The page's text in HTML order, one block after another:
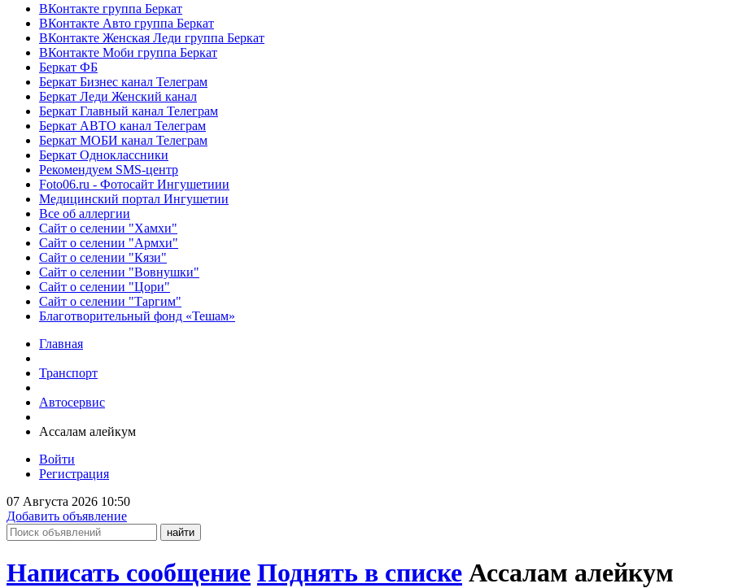
ВКонтакте группа Беркат
ВКонтакте Авто группа Беркат
ВКонтакте Женская Леди группа Беркат
ВКонтакте Моби группа Беркат
Беркат ФБ
Беркат Бизнес канал Телеграм
Беркат Леди Женский канал
Беркат Главный канал Телеграм
Беркат АВТО канал Телеграм
Беркат МОБИ канал Телеграм
Беркат Одноклассники
Рекомендуем SMS-центр
Foto06.ru - Фотосайт Ингушетиии
Медицинский портал Ингушетии
Все об аллергии
Сайт о селении "Хамхи"
Сайт о селении "Армхи"
Сайт о селении "Кязи"
Сайт о селении "Вовнушки"
Сайт о селении "Цори"
Сайт о селении "Таргим"
Благотворительный фонд «Тешам»
Главная
Транспорт
Автосервис
Ассалам алейкум
Войти
Регистрация
07 Августа 2026 10:50
Добавить объявление
Написать сообщение Поднять в списке Ассалам алейкум